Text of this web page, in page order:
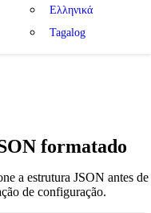
Ελληνικά
Tagalog
formatado
a estrutura JSON antes de
de configuração.